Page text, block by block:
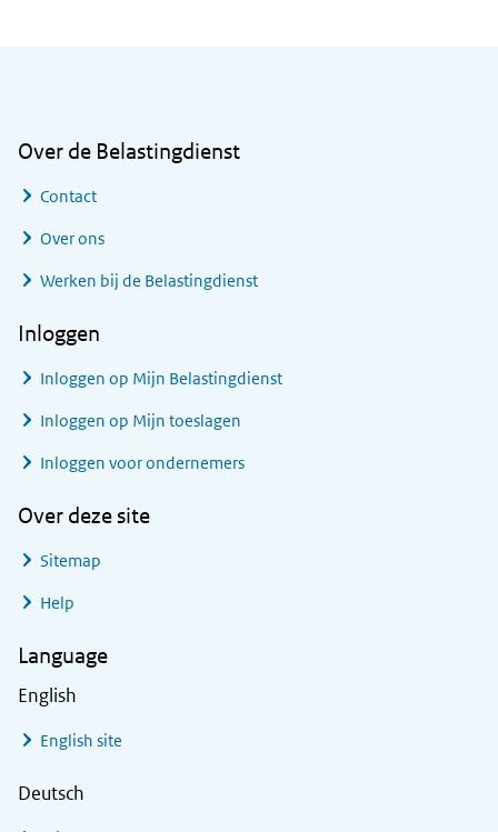
Over de Belastingdienst
Contact
Over ons
Werken bij de Belastingdienst
Inloggen
Inloggen op Mijn Belastingdienst
Inloggen op Mijn toeslagen
Inloggen voor ondernemers
Over deze site
Sitemap
Help
Language
English
English site
Deutsch